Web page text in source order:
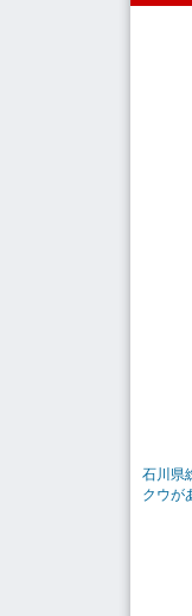
石川県
クウが